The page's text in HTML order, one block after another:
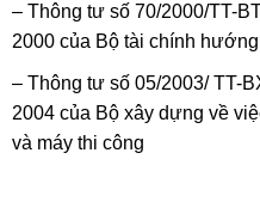
– Thông tư số 70/2000/TT-
2000 của Bộ tài chính
– Thông tư số 05/2003/ TT-
2004 của Bộ xây dựng về
và máy thi công